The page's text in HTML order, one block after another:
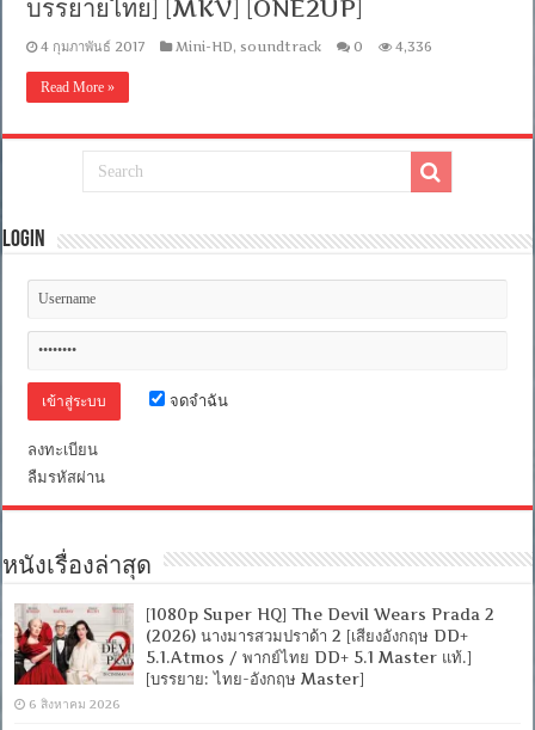
บรรยายไทย] [MKV] [ONE2UP]
4 กุมภาพันธ์ 2017 Mini-HD, soundtrack 0 4,336
Read More »
Login
จดจำฉัน
ลงทะเบียน
ลืมรหัสผ่าน
หนังเรื่องล่าสุด
[1080p Super HQ] The Devil Wears Prada 2
(2026) นางมารสวมปราด้า 2 [เสียงอังกฤษ DD+
5.1.Atmos / พากย์ไทย DD+ 5.1 Master แท้.]
[บรรยาย: ไทย-อังกฤษ Master]
6 สิงหาคม 2026